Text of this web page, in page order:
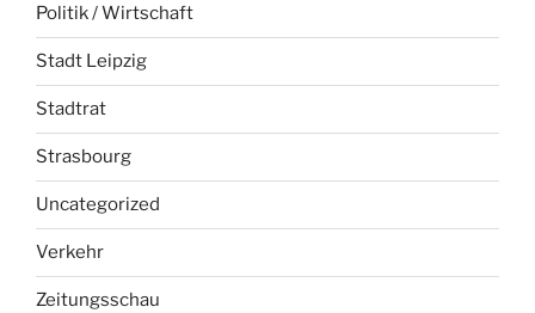
Politik / Wirtschaft
Stadt Leipzig
Stadtrat
Strasbourg
Uncategorized
Verkehr
Zeitungsschau